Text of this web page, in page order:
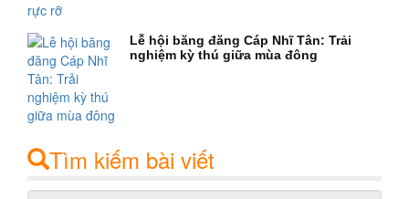
Lễ hội băng đăng Cáp Nhĩ Tân: Trải
nghiệm kỳ thú giữa mùa đông
Tìm kiếm bài viết